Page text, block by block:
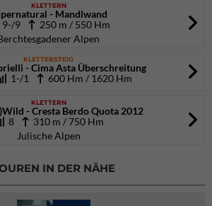
KLETTERN
- Mandlwand
9-/9
250 m / 550 Hm
Alpen
KLETTERSTEIG
- Cima Asta Überschreitung
1-/1 600 Hm / 1620 Hm
KLETTERN
- Cresta Berdo Quota 2012
8
310 m / 750 Hm
Julische Alpen
IN DER NÄHE